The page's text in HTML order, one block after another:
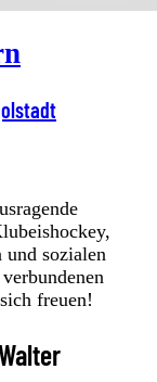
und sozialen
freuen!